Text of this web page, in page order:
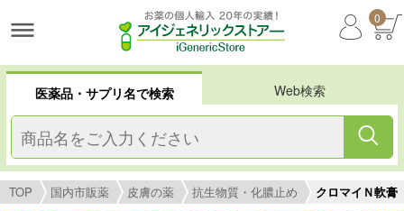
0
医薬品・サプリ名で検索 Web検索
TOP 国内市販薬 皮膚の薬 抗生物質・化膿止め クロマイＮ軟膏